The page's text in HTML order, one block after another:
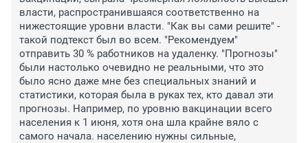
власти, распространившаяся соответственно на
нижестоящие уровни власти. "Как вы сами решите" -
такой подтекст был во всем. "Рекомендуем"
отправить 30 % работников на удаленку. "Прогнозы"
были настолько очевидно не реальными, что это
было ясно даже мне без специальных знаний и
статистики, которая была в руках тех, кто давал эти
прогнозы. Например, по уровню вакцинации всего
населения к 1 июня, хотя она шла крайне вяло с
самого начала. населению нужны сильные,